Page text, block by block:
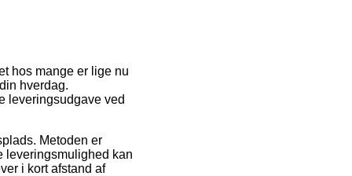
hos mange er lige nu
hverdag.
leveringsudgave ved
Metoden er
leveringsmulighed kan
i kort afstand af